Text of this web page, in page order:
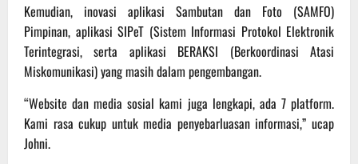
Kemudian, inovasi aplikasi Sambutan dan Foto (SAMFO)
Pimpinan, aplikasi SIPeT (Sistem Informasi Protokol Elektronik
Terintegrasi, serta aplikasi BERAKSI (Berkoordinasi Atasi
Miskomunikasi) yang masih dalam pengembangan.
“Website dan media sosial kami juga lengkapi, ada 7 platform.
Kami rasa cukup untuk media penyebarluasan informasi,” ucap
Johni.